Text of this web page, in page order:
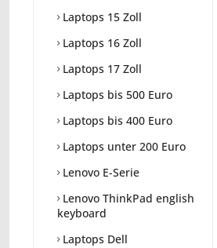
Laptops 15 Zoll
Laptops 16 Zoll
Laptops 17 Zoll
Laptops bis 500 Euro
Laptops bis 400 Euro
Laptops unter 200 Euro
Lenovo E-Serie
Lenovo ThinkPad english
keyboard
Laptops Dell